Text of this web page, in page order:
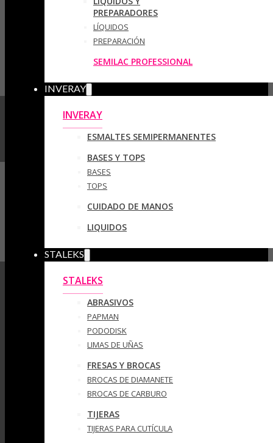
PREPARADORES
LÍQUIDOS
PREPARACIÓN
SEMILAC PROFESSIONAL
INVERAY
INVERAY
ESMALTES SEMIPERMANENTES
BASES Y TOPS
BASES
TOPS
CUIDADO DE MANOS
LIQUIDOS
STALEKS
STALEKS
ABRASIVOS
PAPMAN
PODODISK
LIMAS DE UÑAS
FRESAS Y BROCAS
BROCAS DE DIAMANETE
BROCAS DE CARBURO
TIJERAS
TIJERAS PARA CUTÍCULA